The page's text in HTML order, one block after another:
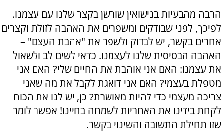
הרבה מהבעיות בנישואין שורשן בקצר שלנו עם עצמנו.
לפיכך, לפני שבודקים ומשפרים את האהבה לזולת וקצרים
אחרים בקשר, יש לבדוק ולשפר את "אהבת העצם" –
האהבה הבסיסית שלנו לעצמנו. כדאי לשים לב ולשאול
את עצמנו: האם אני אוהבת את החיים שלי? האם אני
מטפלת בעצמי? האם אני דואגת לקבל את מה שאני
צריכה מעצמי כדי להיות מאושרת? כן, יש לנו את הכוח
לקחת בידינו את האחריות לשמחה בחיינו! אפשר לומר
שזו תחילת התשובה והשינוי בקשר.